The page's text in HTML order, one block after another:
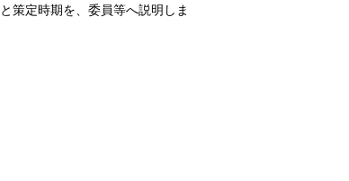
策定時期を、委員等へ説明しま